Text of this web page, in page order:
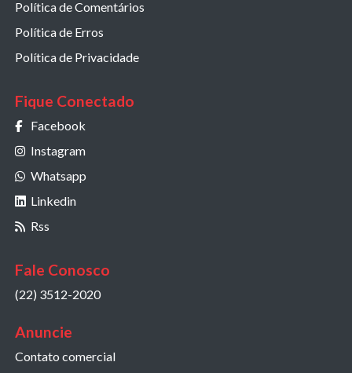
Política de Comentários
Política de Erros
Política de Privacidade
Fique Conectado
Facebook
Instagram
Whatsapp
Linkedin
Rss
Fale Conosco
(22) 3512-2020
Anuncie
Contato comercial